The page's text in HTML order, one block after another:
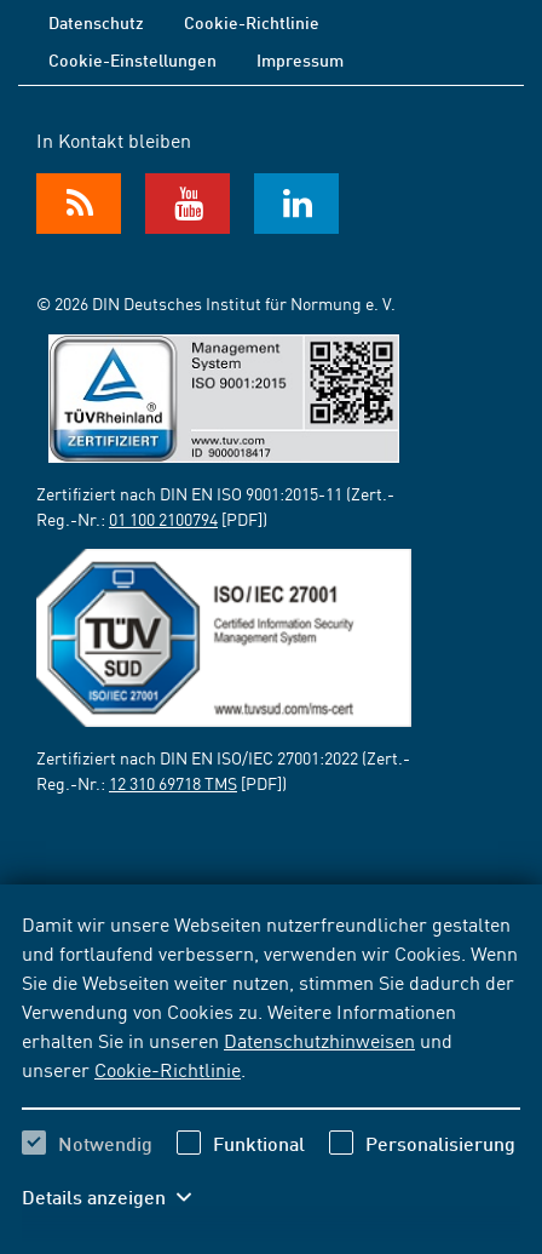
Damit wir unsere Webseiten nutzerfreundlicher gestalten
und fortlaufend verbessern, verwenden wir Cookies. Wenn
Sie die Webseiten weiter nutzen, stimmen Sie dadurch der
Verwendung von Cookies zu. Weitere Informationen
erhalten Sie in unseren Datenschutzhinweisen und
unserer Cookie-Richtlinie
Notwendig Funktional Personalisierung
Details anzeigen
Datenschutz
Cookie-Richtlinie
Cookie-Einstellungen
Impressum
In Kontakt bleiben
© 2026 DIN Deutsches Institut für Normung e. V.
Zertifiziert nach DIN EN ISO 9001:2015-11 (Zert.-
Reg.-Nr.: 01 100 2100794 [PDF])
Zertifiziert nach DIN EN ISO/IEC 27001:2022 (Zert.-
Reg.-Nr.: 12 310 69718 TMS [PDF])